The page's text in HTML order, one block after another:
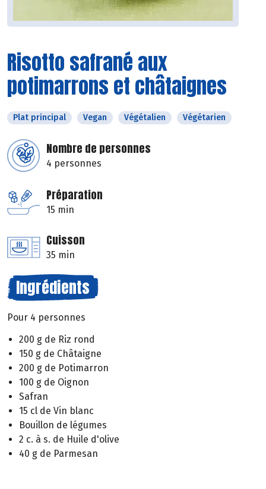
Risotto safrané aux
potimarrons et châtaignes
Plat principal Vegan Végétalien Végétarien
Nombre de personnes
4 personnes
Préparation
15 min
Cuisson
35 min
Ingrédients
Pour 4 personnes
200 g de Riz rond
150 g de Châtaigne
200 g de Potimarron
100 g de Oignon
Safran
15 cl de Vin blanc
Bouillon de légumes
2 c. à s. de Huile d'olive
40 g de Parmesan